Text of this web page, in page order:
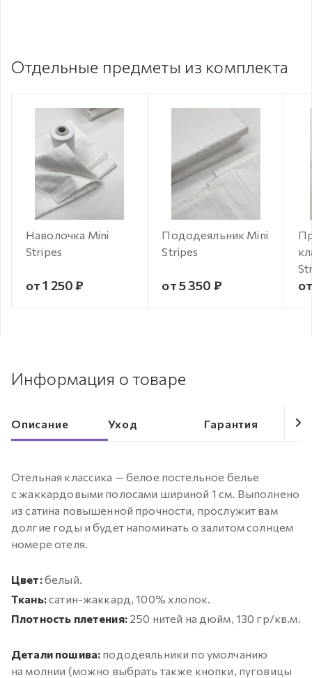
Отдельные предметы из комплекта
Наволочка Mini
Stripes
от 1 250 ₽
Пододеяльник Mini
Stripes
от 5 350 ₽
Информация о товаре
Описание Уход Гарантия
Отельная классика — белое постельное белье
с жаккардовыми полосами шириной 1 см. Выполнено
из сатина повышенной прочности, прослужит вам
долгие годы и будет напоминать о залитом солнцем
номере отеля.
Цвет:белый.
Ткань:сатин-жаккард, 100% хлопок.
Плотность плетения:250 нитей на дюйм, 130 гр/кв.м.
Детали пошива: пододеяльники по умолчанию
на молнии (можно выбрать также кнопки, пуговицы